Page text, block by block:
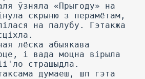
ўзняла «Прыгоду» на
скрыню з перамётам,
на палубу. Гэтакжа
лёска абыякава
і вада моцна вірыла
страшыдла.
думаеш, шп гэта